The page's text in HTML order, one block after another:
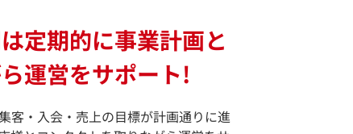
定期的に事業計画と
運営をサポート!
客・入会・売上の目標が計画通りに進